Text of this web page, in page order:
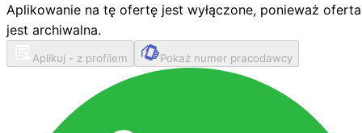
Aplikowanie na tę ofertę jest wyłączone, ponieważ oferta
jest archiwalna.
Aplikuj - z profilem Pokaż numer pracodawcy